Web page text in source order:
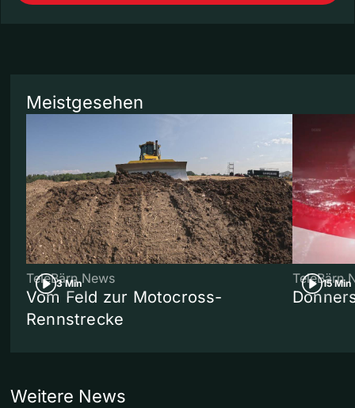
Meistgesehen
3 Min
TeleBärn News
Vom Feld zur Motocross-
Rennstrecke
15 Min
TeleBärn
Weitere News